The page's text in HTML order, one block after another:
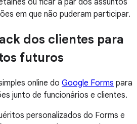
ou ficar a par dos assuntos
em que não puderam participar.
dos clientes para
futuros
online do Google Forms para
junto de funcionários e clientes.
personalizados do Forms e